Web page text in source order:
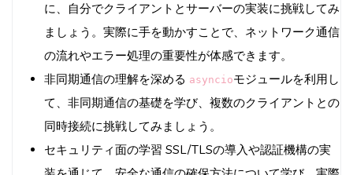
に、自分でクライアントとサーバーの実装に挑戦してみ
ましょう。実際に手を動かすことで、ネットワーク通信
の流れやエラー処理の重要性が体感できます。
非同期通信の理解を深める asyncioモジュールを利用し
て、非同期通信の基礎を学び、複数のクライアントとの
同時接続に挑戦してみましょう。
セキュリティ面の学習 SSL/TLSの導入や認証機構の実